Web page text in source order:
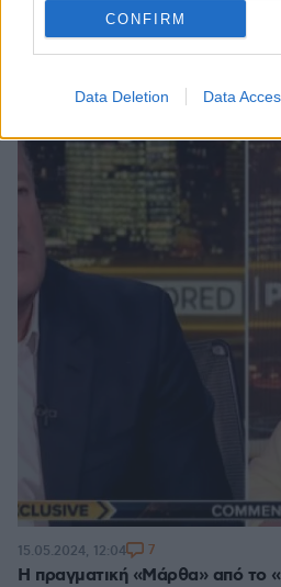
CONFIRM
Data Deletion Data
για τα ζητήματα διαφύλαξης
H πραγματική «Μάρθα» από το
15.05.2024, 12:04 7